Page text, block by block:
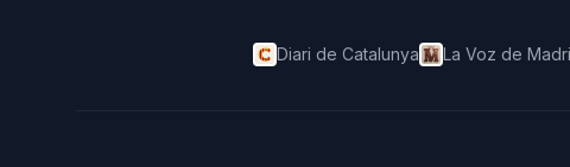
Diari de Catalunya La Voz de